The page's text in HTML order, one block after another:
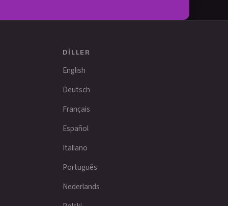
DILLER
English
Deutsch
Français
Español
Italiano
Português
Nederlands